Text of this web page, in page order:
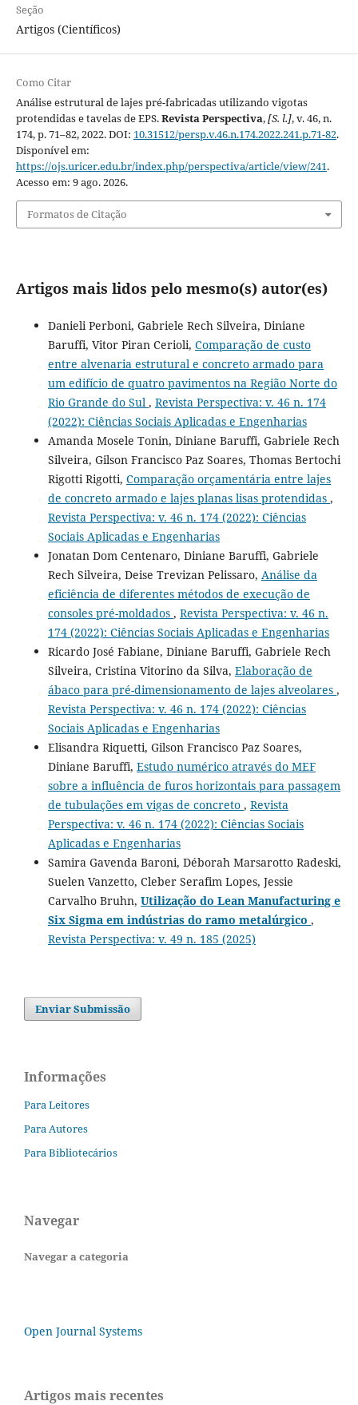
Seção
Artigos (Científicos)
Como Citar
Análise estrutural de lajes pré-fabricadas utilizando vigotas
protendidas e tavelas de EPS.Revista Perspectiva,[S. l.], v. 46, n.
174, p. 71–82, 2022. DOI: 10.31512/persp.v.46.n.174.2022.241.p.71-82.
Disponível em:
https://ojs.uricer.edu.br/index.php/perspectiva/article/view/241.
Acesso em: 9 ago. 2026.
Formatos de Citação
Artigos mais lidos pelo mesmo(s) autor(es)
Danieli Perboni, Gabriele Rech Silveira, Diniane
Baruffi, Vitor Piran Cerioli, Comparação de custo
entre alvenaria estrutural e concreto armado para
um edifício de quatro pavimentos na Região Norte do
Rio Grande do Sul , Revista Perspectiva: v. 46 n. 174
(2022): Ciências Sociais Aplicadas e Engenharias
Amanda Mosele Tonin, Diniane Baruffi, Gabriele Rech
Silveira, Gilson Francisco Paz Soares, Thomas Bertochi
Rigotti Rigotti, Comparação orçamentária entre lajes
de concreto armado e lajes planas lisas protendidas ,
Revista Perspectiva: v. 46 n. 174 (2022): Ciências
Sociais Aplicadas e Engenharias
Jonatan Dom Centenaro, Diniane Baruffi, Gabriele
Rech Silveira, Deise Trevizan Pelissaro, Análise da
eficiência de diferentes métodos de execução de
consoles pré-moldados , Revista Perspectiva: v. 46 n.
174 (2022): Ciências Sociais Aplicadas e Engenharias
Ricardo José Fabiane, Diniane Baruffi, Gabriele Rech
Silveira, Cristina Vitorino da Silva, Elaboração de
ábaco para pré-dimensionamento de lajes alveolares ,
Revista Perspectiva: v. 46 n. 174 (2022): Ciências
Sociais Aplicadas e Engenharias
Elisandra Riquetti, Gilson Francisco Paz Soares,
Diniane Baruffi, Estudo numérico através do MEF
sobre a influência de furos horizontais para passagem
de tubulações em vigas de concreto , Revista
Perspectiva: v. 46 n. 174 (2022): Ciências Sociais
Aplicadas e Engenharias
Samira Gavenda Baroni, Déborah Marsarotto Radeski,
Suelen Vanzetto, Cleber Serafim Lopes, Jessie
Carvalho Bruhn, Utilização do Lean Manufacturing e
Six Sigma em indústrias do ramo metalúrgico ,
Revista Perspectiva: v. 49 n. 185 (2025)
Enviar Submissão
Informações
Para Leitores
Para Autores
Para Bibliotecários
Navegar
Navegar a categoria
Open Journal Systems
Artigos mais recentes